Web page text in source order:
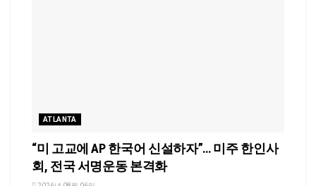
ATLANTA
“미 고교에 AP 한국어 신설하자”… 미주 한인사
회, 전국 서명운동 본격화